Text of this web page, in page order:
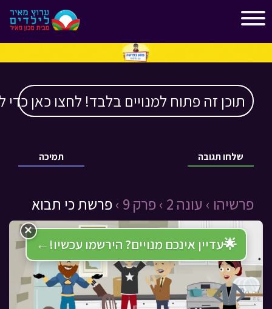
תוכן זה פתוח למנויים בלבד! לחצו כאן כדי
תמיכה שלחו תגובה
פרשיהו › עונה 2 › פרק 9 › פרשת כי תבוא
🌟עדיין אינכם מנויים? הירשמו עכשיו! ←
×